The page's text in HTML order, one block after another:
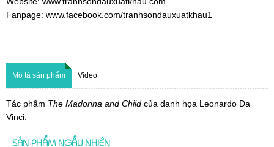
Fanpage: www.facebook.com/tranhsondauxuatkhau1
Mô tả sản phẩm Video
Tác phẩm The Madonna and Child của danh họa Leonardo Da
Vinci.
SẢN PHẨM NGẪU NHIÊN